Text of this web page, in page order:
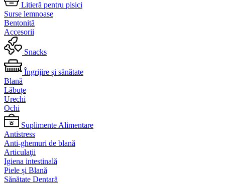
Litieră pentru pisici
Surse lemnoase
Bentonită
Accesorii
Snacks
Îngrijire și sănătate
Blană
Lăbuțe
Urechi
Ochi
Suplimente Alimentare
Antistress
Anti-ghemuri de blană
Articulaţii
Igiena intestinală
Piele și Blană
Sănătate Dentară